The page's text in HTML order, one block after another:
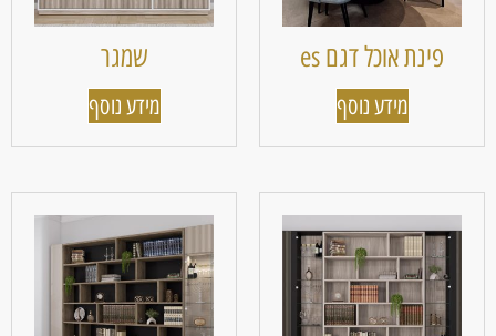
פינת אוכל דגם es
מידע נוסף
שמגר
מידע נוסף